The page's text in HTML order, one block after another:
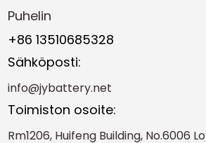
Puhelin
+86 13510685328
Sähköposti:
info@jybattery.net
Toimiston osoite:
Rm1206, Huifeng Building, No.6006